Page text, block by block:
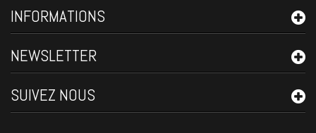
INFORMATIONS
NEWSLETTER
SUIVEZ NOUS